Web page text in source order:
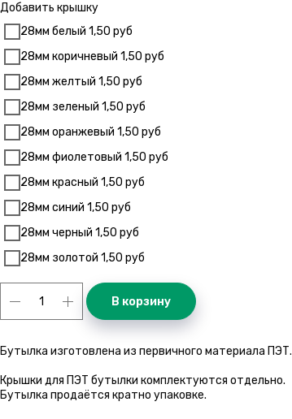
Добавить крышку
28мм белый 1,50 руб
28мм коричневый 1,50 руб
28мм желтый 1,50 руб
28мм зеленый 1,50 руб
28мм оранжевый 1,50 руб
28мм фиолетовый 1,50 руб
28мм красный 1,50 руб
28мм синий 1,50 руб
28мм черный 1,50 руб
28мм золотой 1,50 руб
В корзину
Бутылка изготовлена из первичного материала ПЭТ.
Крышки для ПЭТ бутылки комплектуются отдельно.
Бутылка продаётся кратно упаковке.